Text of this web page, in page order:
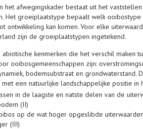
het afwegingskader bestaat uit het
Het groeiplaatstype bepaalt welk ooibostype
ontwikkeling kan komen. Voor elke
zijn de groeiplaatstypen ingetekend.
kenmerken die het verschil maken
ooibosgemeenschappen zijn:
bodemsubstraat en grondwaterstand.
een natuurlijke landschappelijke positie in
in de laagste en natste delen van de
(II)
op de wat hoger opgeslibde
(III)